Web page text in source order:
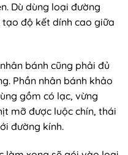
Dù dùng loại đường
độ kết dính cao giữa
bánh cũng phải đủ
Phần nhân bánh khảo
gồm có lạc, vừng
mỡ được luộc chín, thái
đường kính.